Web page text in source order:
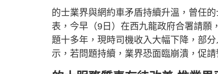
u
t
e
e
d
:
4
3
.
4
%
的士業界與網約車矛盾持續升溫，曾任
表，今早（9日）在西九龍政府合署請願
題十多年，現時司機收入大幅下降，部
示，若問題持續，業界恐面臨崩潰，促